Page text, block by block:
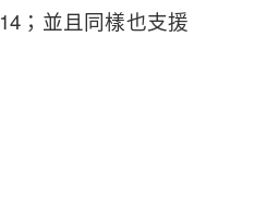
；並且同樣也支援